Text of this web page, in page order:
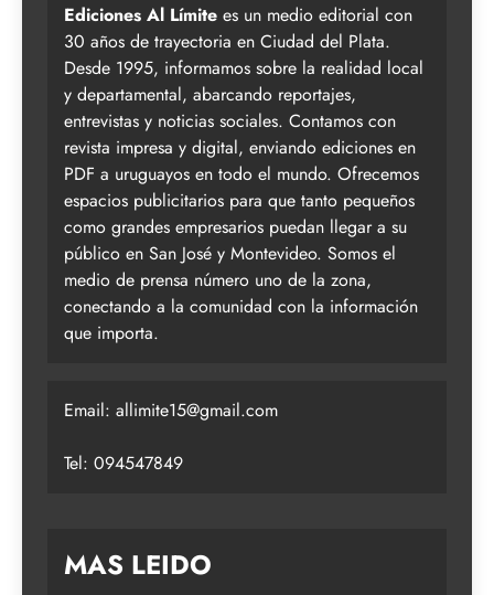
Ediciones Al Límite es un medio editorial con
30 años de trayectoria en Ciudad del Plata.
Desde 1995, informamos sobre la realidad local
y departamental, abarcando reportajes,
entrevistas y noticias sociales. Contamos con
revista impresa y digital, enviando ediciones en
PDF a uruguayos en todo el mundo. Ofrecemos
espacios publicitarios para que tanto pequeños
como grandes empresarios puedan llegar a su
público en San José y Montevideo. Somos el
medio de prensa número uno de la zona,
conectando a la comunidad con la información
que importa.
Email: allimite15@gmail.com
Tel: 094547849
MAS LEIDO